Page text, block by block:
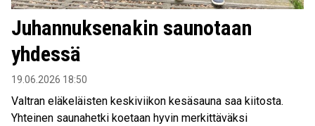
Juhannuksenakin saunotaan
yhdessä
19.06.2026 18:50
Valtran eläkeläisten keskiviikon kesäsauna saa kiitosta.
Yhteinen saunahetki koetaan hyvin merkittäväksi